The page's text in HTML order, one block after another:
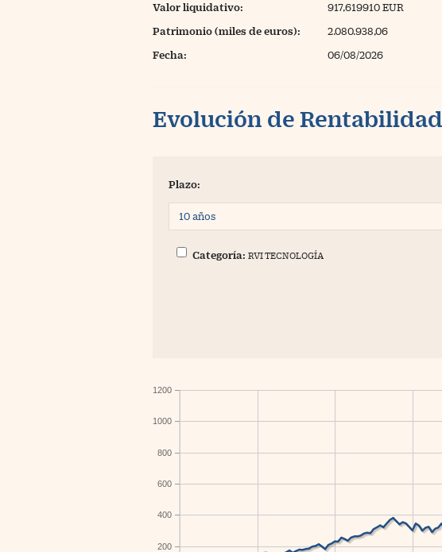
Valor liquidativo: 917,619910 EUR
Patrimonio (miles de euros): 2.080.938,06
Fecha: 06/08/2026
Evolución de Rentabilidad
Plazo:
Categoría: RVI TECNOLOGÍA
200
400
600
800
1000
1200